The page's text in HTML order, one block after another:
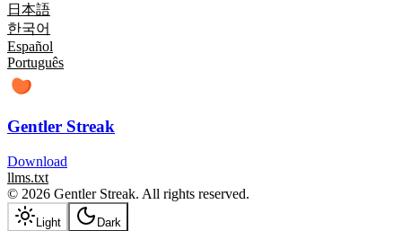
日本語
한국어
Español
Português
Gentler Streak
Download
llms.txt
© 2026 Gentler Streak. All rights reserved.
Light Dark